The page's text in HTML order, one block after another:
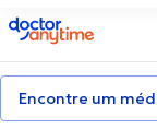
doctoranytime
Encontre um